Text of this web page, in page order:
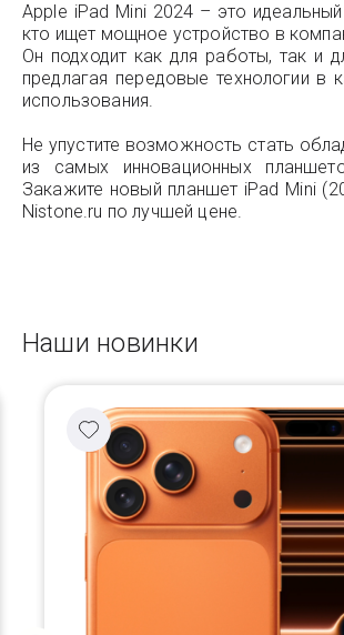
Apple iPad Mini 2024 – это
кто ищет мощное устройство в
Он подходит как для работы, так и
предлагая передовые технологии в
использования.
Не упустите возможность стать
из самых инновационных
Закажите новый планшет iPad Mini
Nistone.ru по лучшей цене.
Наши новинки